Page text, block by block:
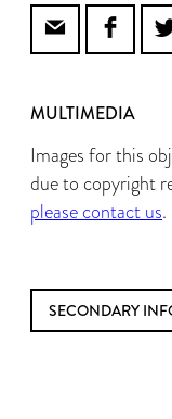
MULTIMEDIA
Images for this
due to copyright
please contact us.
SECONDARY